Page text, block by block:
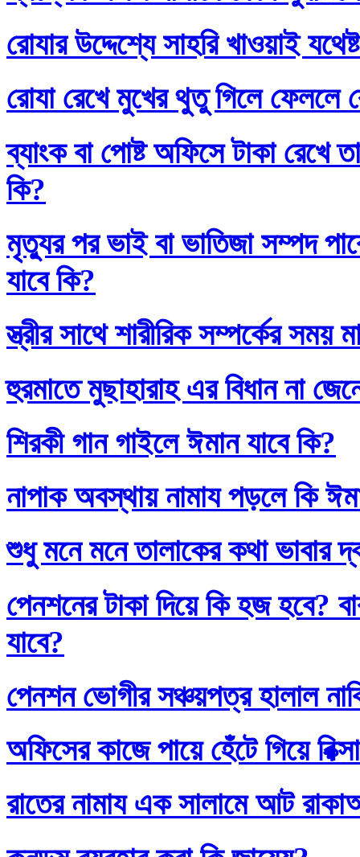
রোযার উদ্দেশ্যে সাহরি খাওয়াই
রোযা রেখে মুখের থুতু গিলে ফেললে
ব্যাংক বা পোষ্ট অফিসে টাকা রেখে
কি?
মৃত্যুর পর ভাই বা ভাতিজা সম্পদ
যাবে কি?
স্ত্রীর সাথে শারীরিক সম্পর্কের
হুরমাতে মুছাহারাহ এর বিধান না
শিরকী গান গাইলে ঈমান যাবে কি?
নাপাক অবস্থায় নামায পড়লে কি
শুধু মনে মনে তালাকের কথা ভাবার
পেনশনের টাকা দিয়ে কি হজ হবে?
যাবে?
পেনশন ভোগীর সঞ্চয়পত্র হালাল
অফিসের কাজে পায়ে হেঁটে গিয়ে
রাতের নামায এক সালামে আট